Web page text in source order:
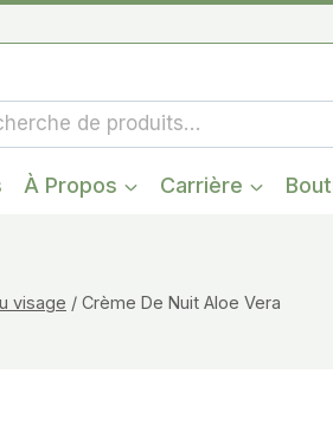
À Propos Carrière
visage / Crème De Nuit Aloe Vera